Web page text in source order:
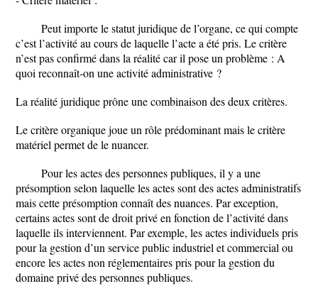
Peut importe le statut juridique de l’organe, ce qui compte
c’est l’activité au cours de laquelle l’acte a été pris. Le critère
n’est pas confirmé dans la réalité car il pose un problème : A
quoi reconnaît-on une activité administrative ?
La réalité juridique prône une combinaison des deux critères.
Le critère organique joue un rôle prédominant mais le critère
matériel permet de le nuancer.
Pour les actes des personnes publiques, il y a une
présomption selon laquelle les actes sont des actes administratifs
mais cette présomption connaît des nuances. Par exception,
certains actes sont de droit privé en fonction de l’activité dans
laquelle ils interviennent. Par exemple, les actes individuels pris
pour la gestion d’un service public industriel et commercial ou
encore les actes non réglementaires pris pour la gestion du
domaine privé des personnes publiques.